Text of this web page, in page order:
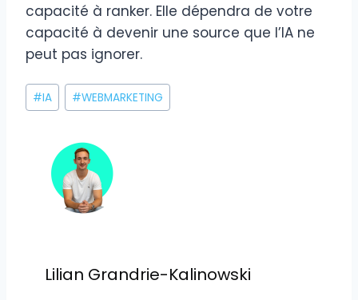
capacité à ranker. Elle dépendra de votre
capacité à devenir une source que l’IA ne
peut pas ignorer.
Étiquettes
de
publication :
#IA #WEBMARKETING
Lilian Grandrie-Kalinowski